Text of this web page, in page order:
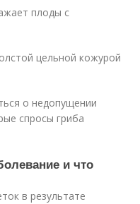
плоды с
цельной кожурой
о недопущении
спросы гриба
и что
в результате